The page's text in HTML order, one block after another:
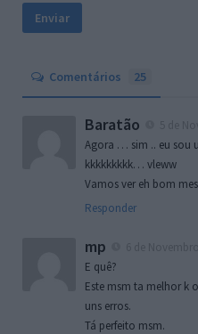
Comentários 25
Baratão
Agora … sim .. eu sou
kkkkkkkkk… vleww
Vamos ver eh bom
Responder
mp
E quê?
Este msm ta melhor k
uns erros.
Tá perfeito msm.